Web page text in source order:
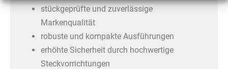
stückgeprüfte und zuverlässige
Markenqualität
robuste und kompakte Ausführungen
erhöhte Sicherheit durch hochwertige
Steckvorrichtungen